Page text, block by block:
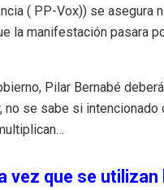
( PP-Vox)) se asegura
la manifestación pasara
Pilar Bernabé
no se sabe si intencionado
vez que se utilizan